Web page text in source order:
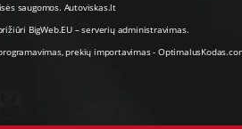
saugomos. Autoviskas.lt
BigWeb.EU–serverių administravimas.
,prekių importavimas-